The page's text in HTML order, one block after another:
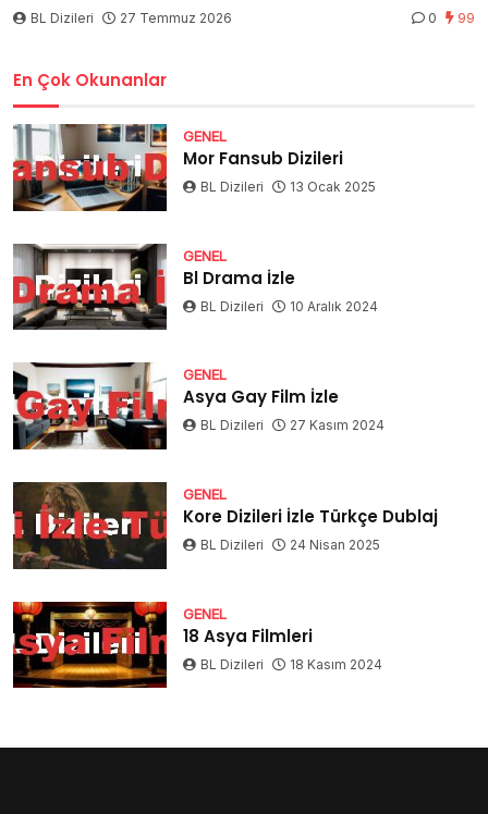
BL Dizileri 27 Temmuz 2026 0 99
En Çok Okunanlar
GENEL
Mor Fansub Dizileri
BL Dizileri 13 Ocak 2025
GENEL
Bl Drama İzle
BL Dizileri 10 Aralık 2024
GENEL
Asya Gay Film İzle
BL Dizileri 27 Kasım 2024
GENEL
Kore Dizileri İzle Türkçe Dublaj
BL Dizileri 24 Nisan 2025
GENEL
18 Asya Filmleri
BL Dizileri 18 Kasım 2024